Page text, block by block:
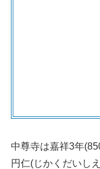
中尊寺は嘉祥3年
円仁(じかくだいし